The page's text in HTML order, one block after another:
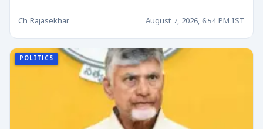
Ch Rajasekhar August 7, 2026, 6:54 PM IST
POLITICS